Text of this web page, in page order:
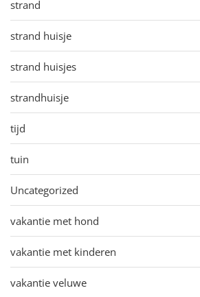
strand
strand huisje
strand huisjes
strandhuisje
tijd
tuin
Uncategorized
vakantie met hond
vakantie met kinderen
vakantie veluwe